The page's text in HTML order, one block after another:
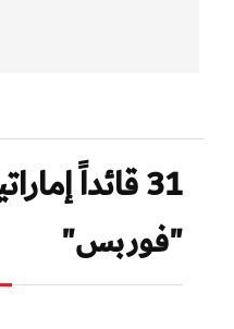
31 قائداً
"فوربس"